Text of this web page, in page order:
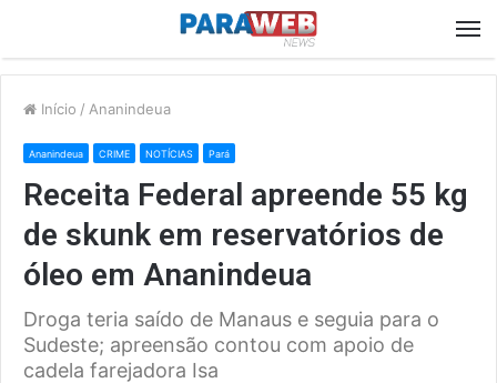
Início / Ananindeua
Ananindeua CRIME NOTÍCIAS Pará
Receita Federal apreende 55 kg
de skunk em reservatórios de
óleo em Ananindeua
Droga teria saído de Manaus e seguia para o
Sudeste; apreensão contou com apoio de
cadela farejadora Isa